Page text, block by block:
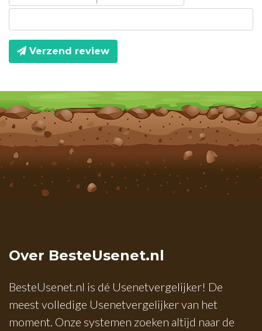
Verzend review
Over BesteUsenet.nl
BesteUsenet.nl is dé Usenetvergelijker! De
meest volledige Usenetvergelijker van het
moment. Onze systemen zoeken altijd naar de